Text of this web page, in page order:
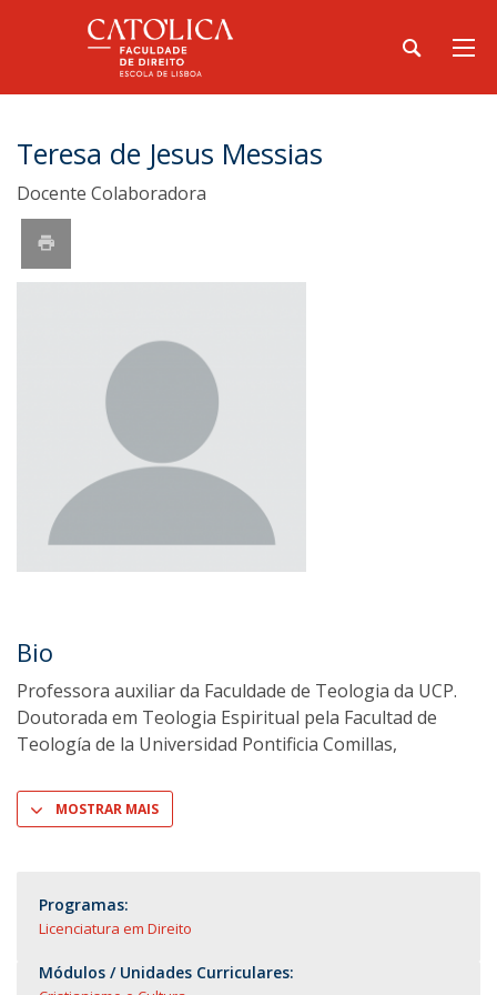
Teresa de Jesus Messias
Docente Colaboradora
Bio
Professora auxiliar da Faculdade de Teologia da UCP.
Doutorada em Teologia Espiritual pela Facultad de
Teología de la Universidad Pontificia Comillas,
MOSTRAR MAIS
Programas:
Licenciatura em Direito
Módulos / Unidades Curriculares: